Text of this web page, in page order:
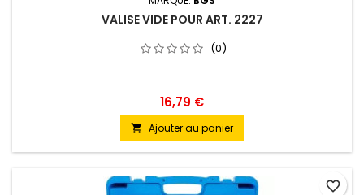
VALISE VIDE POUR ART. 2227
(0)
16,79 €
 Ajouter au panier
favorite_border